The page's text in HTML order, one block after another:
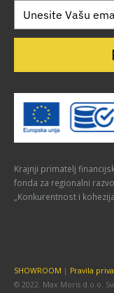
Krajnji primatelj
fonda za regionalni
„Konkurentnost i
SHOWROOM | Pravila
© 2022. Max Moris d.o.o.